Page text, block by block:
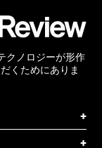
クノロジーが形作
くためにありま
+
+